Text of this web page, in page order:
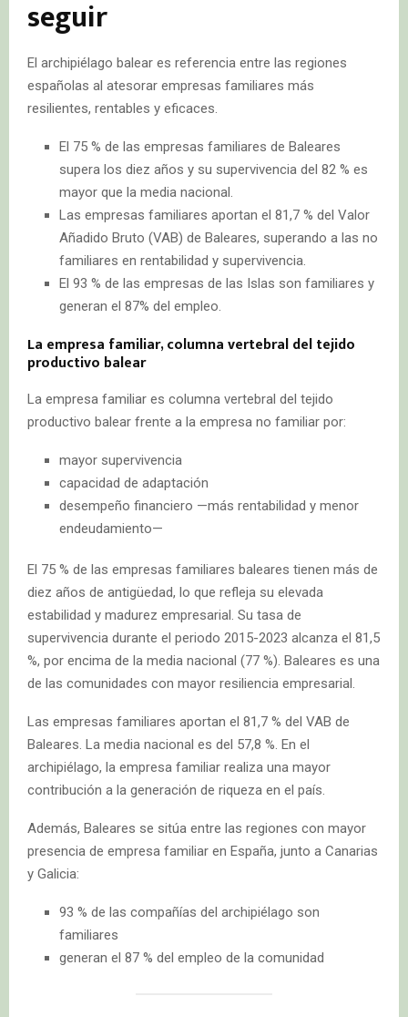
seguir
El archipiélago balear es referencia entre las regiones
españolas al atesorar empresas familiares más
resilientes, rentables y eficaces.
El 75 % de las empresas familiares de Baleares
supera los diez años y su supervivencia del 82 % es
mayor que la media nacional.
Las empresas familiares aportan el 81,7 % del Valor
Añadido Bruto (VAB) de Baleares, superando a las no
familiares en rentabilidad y supervivencia.
El 93 % de las empresas de las Islas son familiares y
generan el 87% del empleo.
La empresa familiar, columna vertebral del tejido
productivo balear
La empresa familiar es columna vertebral del tejido
productivo balear frente a la empresa no familiar por:
mayor supervivencia
capacidad de adaptación
desempeño financiero —más rentabilidad y menor
endeudamiento—
El 75 % de las empresas familiares baleares tienen más de
diez años de antigüedad, lo que refleja su elevada
estabilidad y madurez empresarial. Su tasa de
supervivencia durante el periodo 2015-2023 alcanza el 81,5
%, por encima de la media nacional (77 %). Baleares es una
de las comunidades con mayor resiliencia empresarial.
Las empresas familiares aportan el 81,7 % del VAB de
Baleares. La media nacional es del 57,8 %. En el
archipiélago, la empresa familiar realiza una mayor
contribución a la generación de riqueza en el país.
Además, Baleares se sitúa entre las regiones con mayor
presencia de empresa familiar en España, junto a Canarias
y Galicia:
93 % de las compañías del archipiélago son
familiares
generan el 87 % del empleo de la comunidad